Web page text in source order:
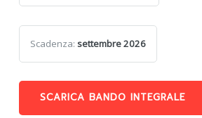
Scadenza: settembre 2026
SCARICA BANDO INTEGRALE